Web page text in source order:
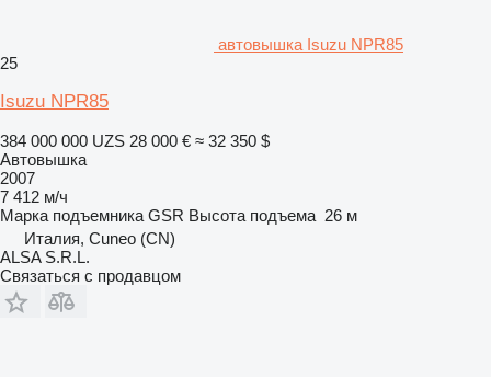
автовышка Isuzu NPR85
25
Isuzu NPR85
384 000 000 UZS 28 000 € ≈ 32 350 $
Автовышка
2007
7 412 м/ч
Марка подъемника GSR Высота подъема 26 м
Италия, Cuneo (CN)
ALSA S.R.L.
Связаться с продавцом